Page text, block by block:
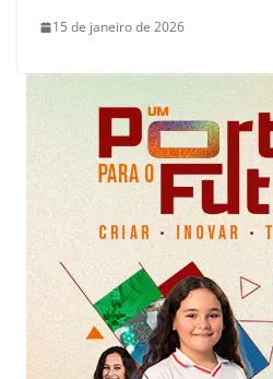
15 de janeiro de 2026